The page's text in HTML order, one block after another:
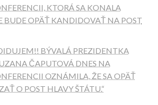
KTORÁ SA KONALA
BUDE OPÄŤ KANDIDOVAŤ NA POST
BÝVALÁ PREZIDENTKA
ČAPUTOVÁ DNES NA
OZNÁMILA, ŽE SA OPÄŤ
O POST HLAVY ŠTÁTU.“